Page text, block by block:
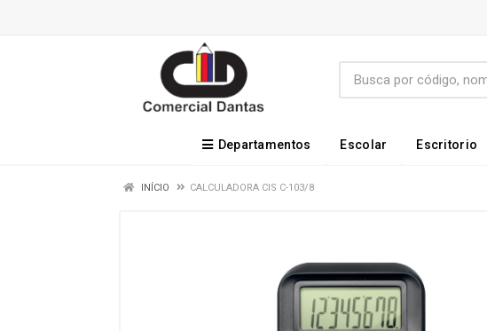
Departamentos Escolar Escritorio
INÍCIO CALCULADORA CIS C-103/8